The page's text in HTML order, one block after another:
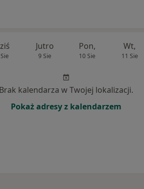
Jutro
9 Sie
Pon,
10 Sie
Wt,
11 Sie
Brak kalendarza w Twojej lokalizacji.
Pokaż adresy z kalendarzem